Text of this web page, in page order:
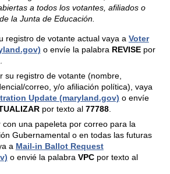
a todos los votantes, afiliados o
la Junta de Educación.
registro de votante actual vaya a Voter
o envíe la palabra REVISEpor
.
su registro de votante (nombre,
correo, y/o afiliación política), vaya
Update (maryland.gov) o envíe
por texto al 77788.
con una papeleta por correo para la
Gubernamental o en todas las futuras
a Mail-in Ballot Request
o envié la palabra VPC por texto al